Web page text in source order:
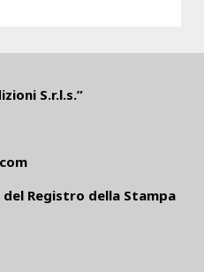
S.r.l.s.”
Registro della Stampa